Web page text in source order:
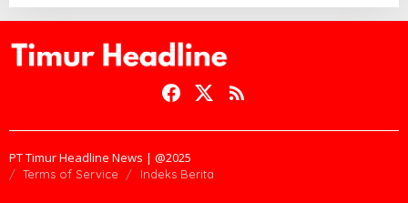
PT Timur Headline News | @2025
Terms of Service Indeks Berita